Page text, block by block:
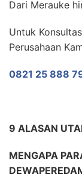
Dari Merauke
Untuk
Perusahaan
0821 25 888
9 ALASAN
MENGAPA